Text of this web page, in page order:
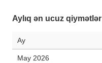
Aylıq ən ucuz qiymətlər
Ay
May 2026